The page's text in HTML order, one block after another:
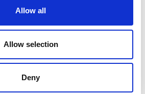
Allow all
Allow selection
Deny
HONE 如何重新定义一级方程式赛车的性能极